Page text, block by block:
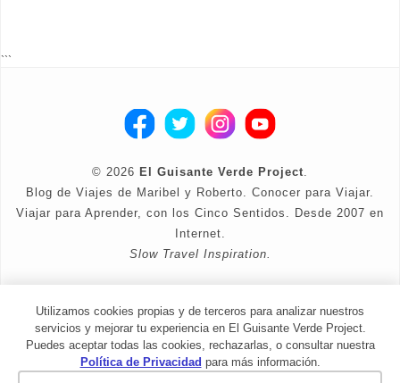
```
© 2026 El Guisante Verde Project.
Blog de Viajes de Maribel y Roberto. Conocer para Viajar.
Viajar para Aprender, con los Cinco Sentidos. Desde 2007 en
Internet.
Slow Travel Inspiration.
Política de Privacidad
Utilizamos cookies propias y de terceros para analizar nuestros
servicios y mejorar tu experiencia en El Guisante Verde Project.
Puedes aceptar todas las cookies, rechazarlas, o consultar nuestra
Política de Privacidad para más información.